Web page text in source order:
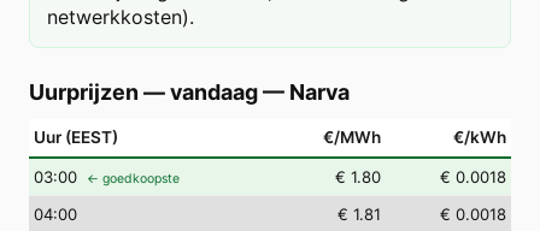
netwerkkosten).
Uurprijzen — vandaag— Narva
Uur (EEST) €/MWh €/kWh
03:00 ← goedkoopste € 1.80
€ 0.0018
04:00 € 1.81
€ 0.0018